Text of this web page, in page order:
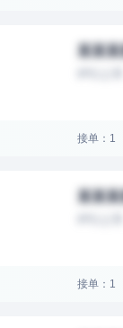
某某
接单：1
某某
接单：1